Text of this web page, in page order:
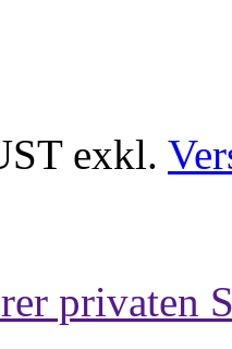
exkl.
privaten